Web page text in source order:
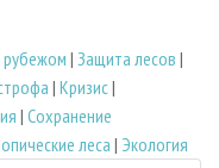
рубежом | Защита лесов |
| Кризис|
| Сохранение
леса | Экология